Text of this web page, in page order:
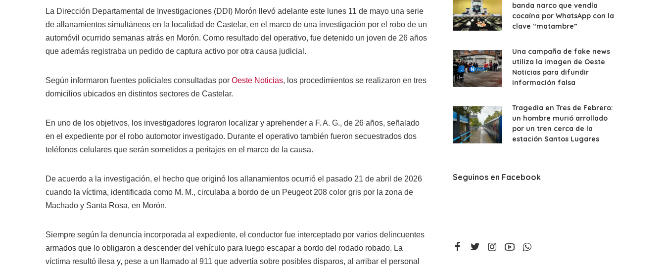
La Dirección Departamental de Investigaciones (DDI) Morón llevó adelante este lunes 11 de mayo una serie
de allanamientos simultáneos en la localidad de Castelar, en el marco de una investigación por el robo de un
automóvil ocurrido semanas atrás en Morón. Como resultado del operativo, fue detenido un joven de 26 años
que además registraba un pedido de captura activo por otra causa judicial.
Según informaron fuentes policiales consultadas por Oeste Noticias, los procedimientos se realizaron en tres
domicilios ubicados en distintos sectores de Castelar.
En uno de los objetivos, los investigadores lograron localizar y aprehender a F. A. G., de 26 años, señalado
en el expediente por el robo automotor investigado. Durante el operativo también fueron secuestrados dos
teléfonos celulares que serán sometidos a peritajes en el marco de la causa.
De acuerdo a la investigación, el hecho que originó los allanamientos ocurrió el pasado 21 de abril de 2026
cuando la víctima, identificada como M. M., circulaba a bordo de un Peugeot 208 color gris por la zona de
Machado y Santa Rosa, en Morón.
Siempre según la denuncia incorporada al expediente, el conductor fue interceptado por varios delincuentes
armados que lo obligaron a descender del vehículo para luego escapar a bordo del rodado robado. La
víctima resultó ilesa y, pese a un llamado al 911 que advertía sobre posibles disparos, al arribar el personal
banda narco que vendía
cocaína por WhatsApp con la
clave “matambre”
Una campaña de fake news
utiliza la imagen de Oeste
Noticias para difundir
información falsa
Tragedia en Tres de Febrero:
un hombre murió arrollado
por un tren cerca de la
estación Santos Lugares
Seguinos en Facebook